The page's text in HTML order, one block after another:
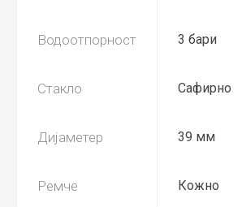
Водоотпорност 3 бари
Стакло Сафирно
Дијаметер 39 мм
Ремче Кожно